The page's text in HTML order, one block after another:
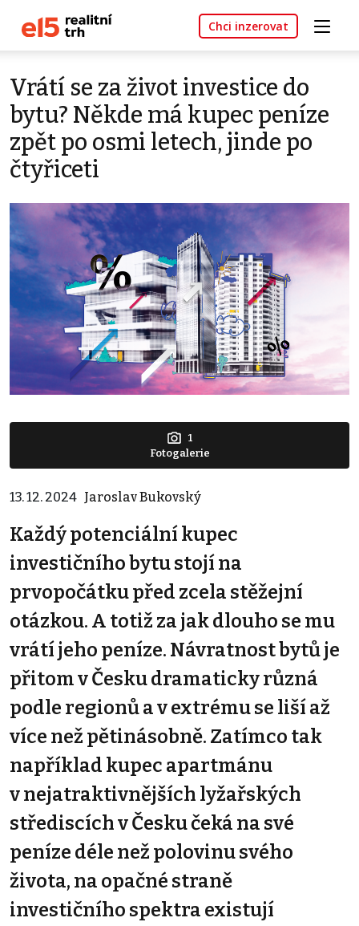
Chci inzerovat
Vrátí se za život investice do
bytu? Někde má kupec peníze
zpět po osmi letech, jinde po
čtyřiceti
1
Fotogalerie
13. 12. 2024 Jaroslav Bukovský
Každý potenciální kupec
investičního bytu stojí na
prvopočátku před zcela stěžejní
otázkou. A totiž za jak dlouho se mu
vrátí jeho peníze. Návratnost bytů je
přitom v Česku dramaticky různá
podle regionů a v extrému se liší až
více než pětinásobně. Zatímco tak
například kupec apartmánu
v nejatraktivnějších lyžařských
střediscích v Česku čeká na své
peníze déle než polovinu svého
života, na opačné straně
investičního spektra existují